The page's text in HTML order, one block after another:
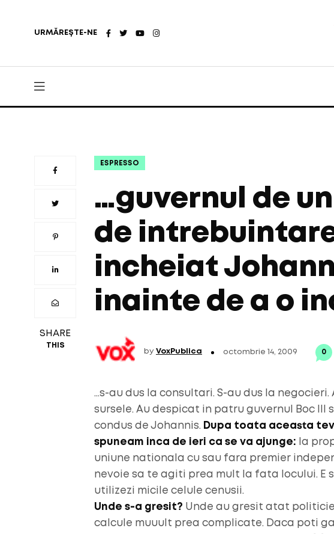
URMĂREȘTE-NE
SHARE
THIS
ESPRESSO
…guvernul de
de
incheiat
inainte de a o
by VoxPublica octombrie 14, 2009 0
…s-au dus la consultari. S-au dus la
sursele. Au despicat in patru guvernul Boc III
condus de Johannis. Dupa toata aceasta
spuneam inca de ieri ca se va ajunge: la
uniune nationala cu sau fara premier
nevoie sa te agiti prea mult la fata locului. E
utilizezi micile celule cenusii.
Unde s-a gresit? Unde au gresit atat
calcule muuult prea complicate. Daca poti